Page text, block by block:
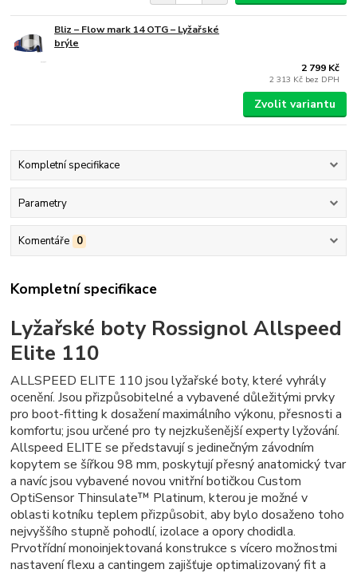
Bliz – Flow mark 14 OTG – Lyžařské
brýle
2 799 Kč
2 313 Kč bez DPH
Zvolit variantu
Kompletní specifikace
Parametry
Komentáře 0
Kompletní specifikace
Lyžařské boty Rossignol Allspeed
Elite 110
ALLSPEED ELITE 110 jsou lyžařské boty, které vyhrály
ocenění. Jsou přizpůsobitelné a vybavené důležitými prvky
pro boot-fitting k dosažení maximálního výkonu, přesnosti a
komfortu; jsou určené pro ty nejzkušenější experty lyžování.
Allspeed ELITE se představují s jedinečným závodním
kopytem se šířkou 98 mm, poskytují přesný anatomický tvar
a navíc jsou vybavené novou vnitřní botičkou Custom
OptiSensor Thinsulate™ Platinum, kterou je možné v
oblasti kotníku teplem přizpůsobit, aby bylo dosaženo toho
nejvyššího stupně pohodlí, izolace a opory chodidla.
Prvotřídní monoinjektovaná konstrukce s vícero možnostmi
nastavení flexu a cantingem zajišťuje optimalizovaný fit a